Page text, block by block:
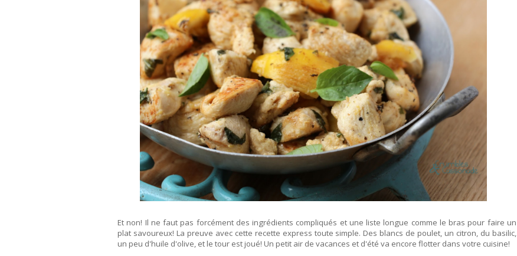
Et non! Il ne faut pas forcément des ingrédients compliqués et une liste longue comme le bras pour faire un
plat savoureux! La preuve avec cette recette express toute simple. Des blancs de poulet, un citron, du basilic,
un peu d'huile d'olive, et le tour est joué! Un petit air de vacances et d'été va encore flotter dans votre cuisine!